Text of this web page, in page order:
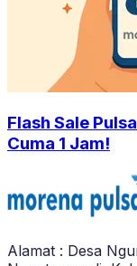
Flash Sale
Cuma 1 Jam!
Alamat : Desa